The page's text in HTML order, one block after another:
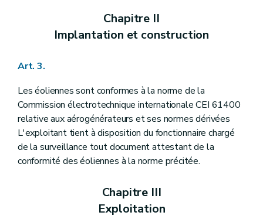
Chapitre II
Implantation et construction
Art. 3.
Les éoliennes sont conformes à la norme de la
Commission électrotechnique internationale CEI 61400
relative aux aérogénérateurs et ses normes dérivées
L'exploitant tient à disposition du fonctionnaire chargé
de la surveillance tout document attestant de la
conformité des éoliennes à la norme précitée.
Chapitre III
Exploitation